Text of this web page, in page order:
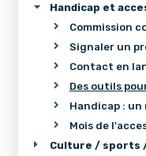
Handicap et
Commission
Signaler un
Contact en
Des outils
Handicap : un
Mois de
Culture / sports